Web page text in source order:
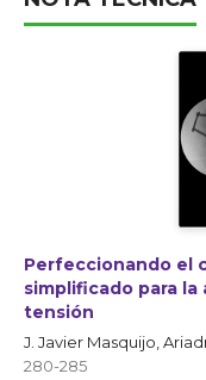
Perfeccionando el
simplificado para la
tensión
J. Javier Masquijo,
280-285